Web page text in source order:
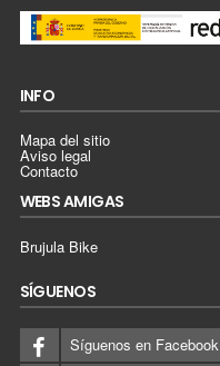
INFO
Mapa del sitio
Aviso legal
Contacto
WEBS AMIGAS
Brujula Bike
SÍGUENOS
Síguenos en Facebook